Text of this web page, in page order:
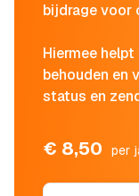
bijdrage voor
Hiermee
behouden en
status en
€ 8,50 per